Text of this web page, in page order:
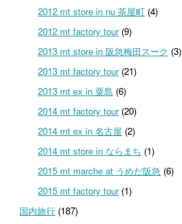
2012 mt store in nu 茶屋町(4)
2012 mt factory tour(9)
2013 mt store in 阪急梅田スーク (3)
2013 mt factory tour(21)
2013 mt ex in 粟島 (6)
2014 mt factory tour(20)
2014 mt ex in 名古屋 (2)
2014 mt store in ならまち (1)
2015 mt marche at うめだ阪急 (6)
2015 mt factory tour(1)
国内旅行 (187)